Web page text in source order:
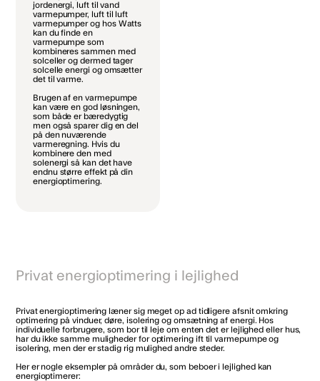
jordenergi, luft til vand
varmepumper, luft til luft
varmepumper og hos Watts
kan du finde en
varmepumpe som
kombineres sammen med
solceller og dermed tager
solcelle energi og omsætter
det til varme.
Brugen af en varmepumpe
kan være en god løsningen,
som både er bæredygtig
men også sparer dig en del
på den nuværende
varmeregning. Hvis du
kombinere den med
solenergi så kan det have
endnu større effekt på din
energioptimering.
Privat energioptimering i lejlighed
Privat energioptimering læner sig meget op ad tidligere afsnit omkring
optimering på vinduer, døre, isolering og omsætning af energi. Hos
individuelle forbrugere, som bor til leje om enten det er lejlighed eller hus,
har du ikke samme muligheder for optimering ift til varmepumpe og
isolering, men der er stadig rig mulighed andre steder.
Her er nogle eksempler på områder du, som beboer i lejlighed kan
energioptimerer: